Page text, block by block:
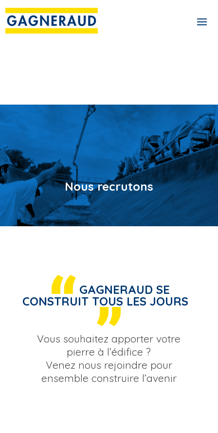
Nous recrutons
GAGNERAUD SE
CONSTRUIT TOUS LES JOURS
Vous souhaitez apporter votre
pierre à l’édifice ?
Venez nous rejoindre pour
ensemble construire l’avenir